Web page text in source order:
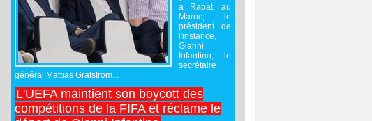
à Rabat, au
Maroc, le
président de
l'instance,
Gianni
Infantino, le
secrétaire
général Mattias Grafström...
L'UEFA maintient son boycott des
compétitions de la FIFA et réclame le